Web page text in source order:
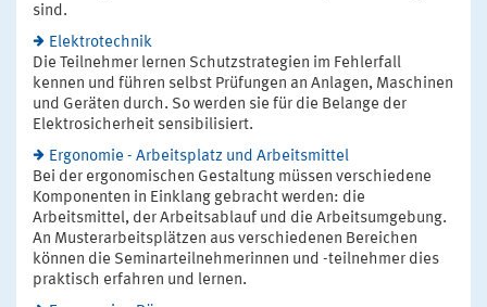
sind.
Elektrotechnik
Die Teilnehmer lernen Schutzstrategien im Fehlerfall
kennen und führen selbst Prüfungen an Anlagen, Maschinen
und Geräten durch. So werden sie für die Belange der
Elektrosicherheit sensibilisiert.
Ergonomie - Arbeitsplatz und Arbeitsmittel
Bei der ergonomischen Gestaltung müssen verschiedene
Komponenten in Einklang gebracht werden: die
Arbeitsmittel, der Arbeitsablauf und die Arbeitsumgebung.
An Musterarbeitsplätzen aus verschiedenen Bereichen
können die Seminarteilnehmerinnen und -teilnehmer dies
praktisch erfahren und lernen.